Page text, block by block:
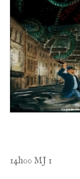
14h00 MJ 1